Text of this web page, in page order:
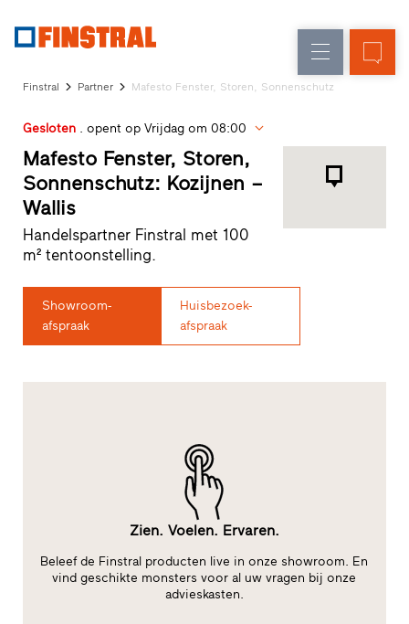
Glasgevels
Service
Showroom
Showroom
Hoofddorp
Showroom
Apeldoorn
Finstral Partner Mafesto Fenster, Storen, Sonnenschutz
Gesloten. opent op Vrijdag om 08:00
Mafesto Fenster, Storen,
Sonnenschutz: Kozijnen –
Wallis
Handelspartner Finstral met 100
m² tentoonstelling.
Showroom-
afspraak
Huisbezoek-
afspraak
Zien. Voelen. Ervaren.
Beleef de Finstral producten live in onze showroom. En
vind geschikte monsters voor al uw vragen bij onze
advieskasten.